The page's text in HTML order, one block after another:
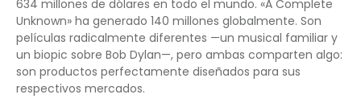
634 millones de dólares en todo el mundo. «A Complete
Unknown» ha generado 140 millones globalmente. Son
películas radicalmente diferentes —un musical familiar y
un biopic sobre Bob Dylan—, pero ambas comparten algo:
son productos perfectamente diseñados para sus
respectivos mercados.